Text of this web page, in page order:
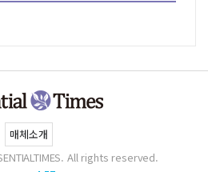
매체소개
All rights reserved.